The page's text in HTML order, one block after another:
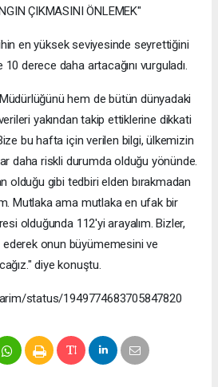
ÇIKMASINI ÖNLEMEK"
en yüksek seviyesinde seyrettiğini
derece daha artacağını vurguladı.
hem de bütün dünyadaki
yakından takip ettiklerine dikkati
bu hafta için verilen bilgi, ülkemizin
daha riskli durumda olduğu yönünde.
olduğu gibi tedbiri elden bırakmadan
Mutlaka ama mutlaka en ufak bir
olduğunda 112'yi arayalım. Bizler,
onun büyümemesini ve
diye konuştu.
status/1949774683705847820